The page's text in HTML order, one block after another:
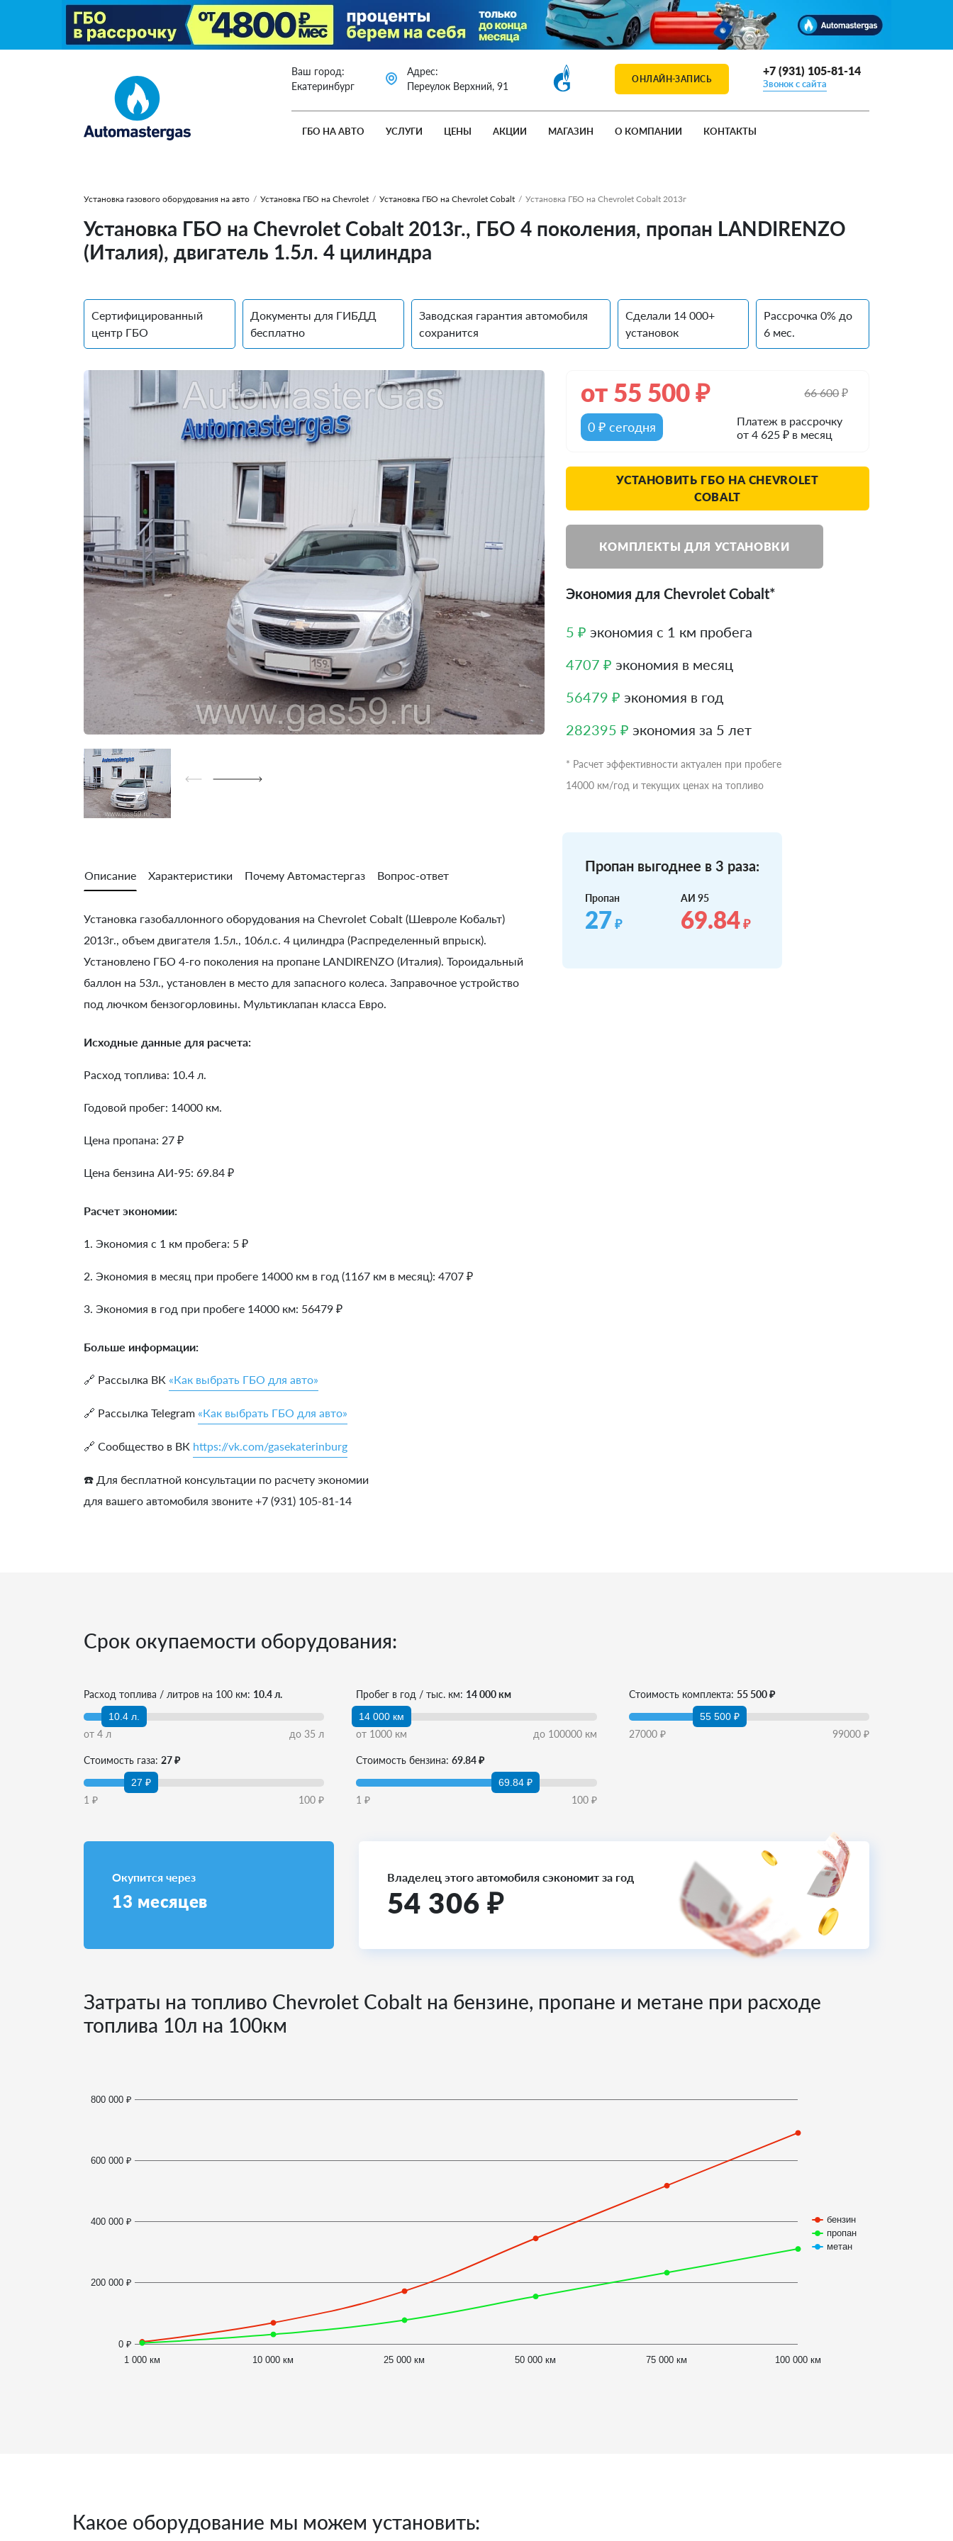
Ваш город:
Екатеринбург
Адрес:
Переулок Верхний, 91
ОНЛАЙН-ЗАПИСЬ
+7 (931) 105-81-14
Звонок с сайта
ГБО НА АВТО УСЛУГИ ЦЕНЫ АКЦИИ МАГАЗИН О КОМПАНИИ КОНТАКТЫ
Установка газового оборудования на авто / Установка ГБО на Chevrolet / Установка ГБО на Chevrolet Cobalt / Установка ГБО на Chevrolet Cobalt 2013г
Установка ГБО на Chevrolet Cobalt 2013г., ГБО 4 поколения, пропан LANDIRENZO
(Италия), двигатель 1.5л. 4 цилиндра
Сертифицированный
центр ГБО
Документы для ГИБДД
бесплатно
Заводская гарантия автомобиля
сохранится
Сделали 14 000+
установок
Рассрочка 0% до
6 мес.
от 55 500₽ 66 600₽
0 ₽ сегодня
Платеж в рассрочку
от 4 625 ₽ в месяц
УСТАНОВИТЬ ГБО НА CHEVROLET
COBALT
КОМПЛЕКТЫ ДЛЯ УСТАНОВКИ
Экономия для Chevrolet Cobalt*
5 ₽ экономия с 1 км пробега
4707 ₽ экономия в месяц
56479 ₽ экономия в год
282395 ₽ экономия за 5 лет
* Расчет эффективности актуален при пробеге
14000 км/год и текущих ценах на топливо
Описание Характеристики Почему Автомастергаз Вопрос-ответ
Установка газобаллонного оборудования на Chevrolet Cobalt (Шевроле Кобальт)
2013г., объем двигателя 1.5л., 106л.с. 4 цилиндра (Распределенный впрыск).
Установлено ГБО 4-го поколения на пропане LANDIRENZO (Италия). Тороидальный
баллон на 53л., установлен в место для запасного колеса. Заправочное устройство
под лючком бензогорловины. Мультиклапан класса Евро.
Исходные данные для расчета:
Расход топлива: 10.4 л.
Годовой пробег: 14000 км.
Цена пропана: 27 ₽
Цена бензина АИ-95: 69.84 ₽
Расчет экономии:
1. Экономия с 1 км пробега: 5 ₽
2. Экономия в месяц при пробеге 14000 км в год (1167 км в месяц): 4707 ₽
3. Экономия в год при пробеге 14000 км: 56479 ₽
Больше информации:
🔗 Рассылка ВК «Как выбрать ГБО для авто»
🔗 Рассылка Telegram «Как выбрать ГБО для авто»
🔗 Сообщество в ВК https://vk.com/gasekaterinburg
☎️ Для бесплатной консультации по расчету экономии
для вашего автомобиля звоните +7 (931) 105-81-14
Пропан выгоднее в 3 раза:
Пропан
27₽
АИ 95
69.84₽
Срок окупаемости оборудования:
Расход топлива / литров на 100 км: 10.4 л.
10.4 л.
от 4 л до35 л
Пробег в год / тыс. км: 14 000 км
14 000 км
от 1000 км до 100000км
Стоимость комплекта: 55 500 ₽
55 500 ₽
27000₽ 99000₽
Стоимость газа: 27 ₽
27 ₽
1 ₽ 100 ₽
Стоимость бензина:69.84 ₽
69.84 ₽
1 ₽ 100₽
Окупится через
13 месяцев
Владелец этого автомобиля сэкономит за год
54 306 ₽
Затраты на топливо Chevrolet Cobalt на бензине, пропане и метане при расходе
топлива 10л на 100км
бензин
пропан
метан
1 000 км 10 000 км 25 000 км 50 000 км 75 000 км 100 000 км
0 ₽
200 000 ₽
400 000 ₽
600 000 ₽
800 000 ₽
Какое оборудование мы можем установить: